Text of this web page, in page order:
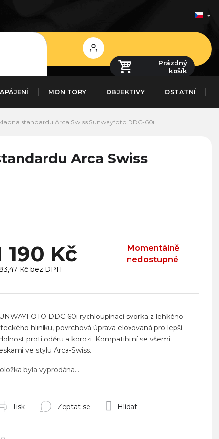
Přihlášení
Prázdný
košík
MONITORY OBJEKTIVY OSTATNÍ
standardu Arca Swiss Sunwayfoto DDC-60i
Arca Swiss
190 Kč
Momentálně
nedostupné
Kč bez DPH
byla vyprodána…
DDC-60i rychloupínací svorka z lehkého
hliníku, povrchová úprava eloxovaná pro lepší
proti oděru a korozi. Kompatibilní se všemi
ve stylu Arca-Swiss.
Tisk Zeptat se Hlídat